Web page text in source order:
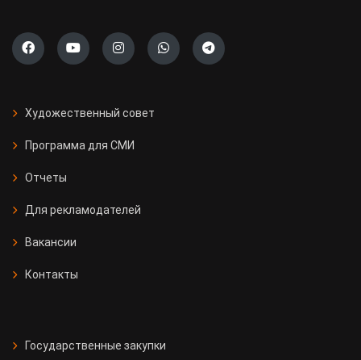
Художественный совет
Программа для СМИ
Отчеты
Для рекламодателей
Вакансии
Контакты
Государственные закупки